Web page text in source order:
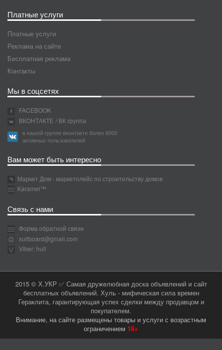
Платные услуги
Платные услуги
Реклама на сайте
Бесплатная реклама
Контакты
Мы в соцсетях
FACEBOOK
ВКОНТАКТЕ / ВК группа
в нашей группе вконтакте более 6000
активных пользователей
Вам может быть интересно
Маркет Дом - маркетплейс по строительству домов
Karamel™
Связь с нами
Форма обратной связи
xullboard@gmail.com
Viber: hull
2015 © Х.УКР ✅ Самая дружелюбная доска объявлений и сайт
бесплатных объявлений. Хуль - мифическая сила времен
Гераклита, гарантирующая успех сделки между продавцом и
покупателем.
Внимание, на сайте размещены товары и услуги с возрастным
ограничением 18+